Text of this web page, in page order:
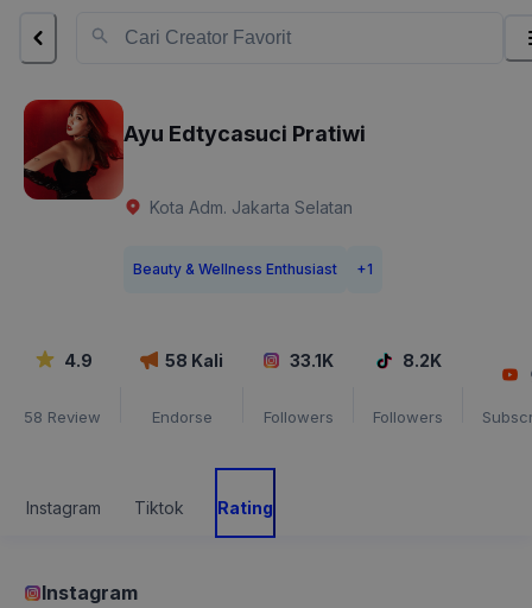
Ayu Edtycasuci Pratiwi
Kota Adm. Jakarta Selatan
Beauty & Wellness Enthusiast +1
4.9
58 Review
58 Kali
Endorse
33.1K
Followers
8.2K
Followers
Instagram Tiktok Rating
Instagram